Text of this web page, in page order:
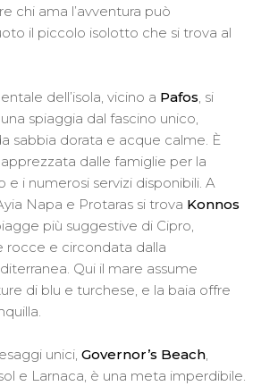
chi ama l’avventura può
il piccolo isolotto che si trova al
dell’isola, vicino a Pafos, si
spiaggia dal fascino unico,
sabbia dorata e acque calme. È
dalle famiglie per la
e i numerosi servizi disponibili. A
Napa e Protaras si trova Konnos
più suggestive di Cipro,
rocce e circondata dalla
Qui il mare assume
di blu e turchese, e la baia offre
unici, Governor’s Beach,
e Larnaca, è una meta imperdibile.